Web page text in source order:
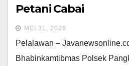
Petani Cabai
MEI 31, 2026
Pelalawan –
Bhabinkamtibmas Polsek